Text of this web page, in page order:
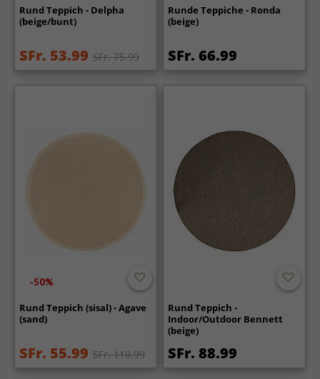
Rund Teppich - Delpha
(beige/bunt)
SFr. 53.99 SFr. 75.99
Runde Teppiche - Ronda
(beige)
SFr. 66.99
-50%
Rund Teppich (sisal) - Agave
(sand)
SFr. 55.99 SFr. 110.99
Rund Teppich -
Indoor/Outdoor Bennett
(beige)
SFr. 88.99